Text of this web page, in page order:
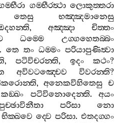
ගම‍්භීරත්‍ථා ලොකුත‍්තරා
තෙසු
භඤ‍්ඤමානෙසු
, අඤ‍්ඤා
චිත‍්තං
ධම‍්මෙ
උග‍්ගහෙතබ‍්බං
. තෙ තං ධම‍්මං පරියාපුණිත්‍වා
, පටිවිචරන‍්ති, ඉදං කථං?
අවිවටඤ‍්චෙව විවරන‍්ති?
,අනෙකවිහිතෙසු ච
කඞ‍්ඛං පටිවිනොදෙන‍්ති. අයං
පරිසා
නො
භික‍්ඛවෙ ද‍්වෙ පරිසා. එතදග‍්ගං